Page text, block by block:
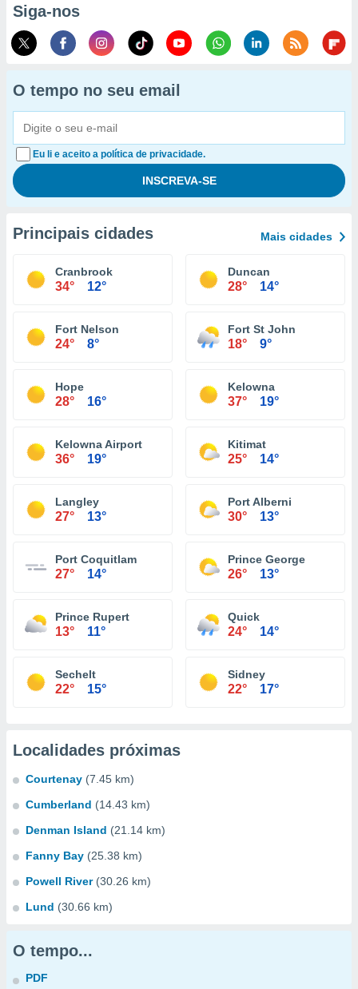
Siga-nos
O tempo no seu email
Eu li e aceito a política de privacidade.
Principais cidades Mais cidades
Cranbrook
34° 12°
Duncan
28° 14°
Fort Nelson
24° 8°
Fort St John
18° 9°
Hope
28° 16°
Kelowna
37° 19°
Kelowna Airport
36° 19°
Kitimat
25° 14°
Langley
27° 13°
Port Alberni
30° 13°
Port Coquitlam
27° 14°
Prince George
26° 13°
Prince Rupert
13° 11°
Quick
24° 14°
Sechelt
22° 15°
Sidney
22° 17°
Localidades próximas
Courtenay (7.45 km)
Cumberland (14.43 km)
Denman Island (21.14 km)
Fanny Bay (25.38 km)
Powell River (30.26 km)
Lund (30.66 km)
O tempo...
PDF